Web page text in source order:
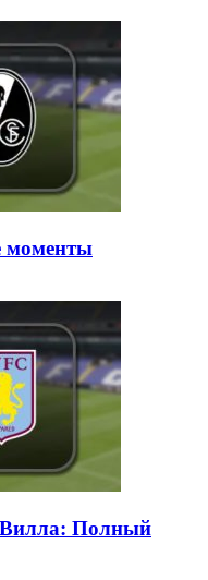
моменты
Полный